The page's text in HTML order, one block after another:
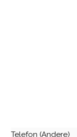
Telefon (Andere)